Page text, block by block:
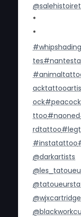
*
*
#whipshading
tes
ock
ttoo#naoned
rdtattoo
#instatattoo
@darkartists
@wjxcartridge